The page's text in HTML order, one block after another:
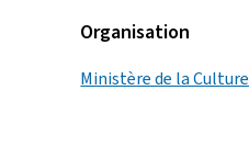
Organisation
Ministère de la Culture